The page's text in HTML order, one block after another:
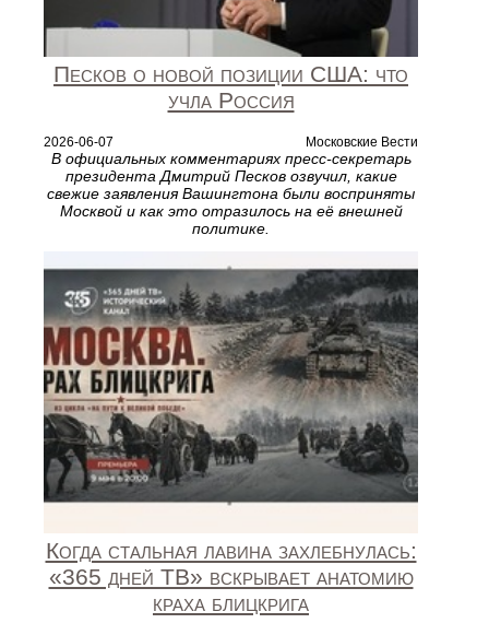
Песков о новой позиции США: что
учла Россия
2026-06-07 Московские Вести
В официальных комментариях пресс‑секретарь
президента Дмитрий Песков озвучил, какие
свежие заявления Вашингтона были восприняты
Москвой и как это отразилось на её внешней
политике.
Когда стальная лавина захлебнулась:
«365 дней ТВ» вскрывает анатомию
краха блицкрига